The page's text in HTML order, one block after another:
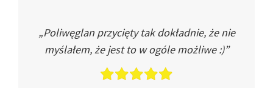
„Poliwęglan przycięty tak dokładnie, że nie
myślałem, że jest to w ogóle możliwe :)”